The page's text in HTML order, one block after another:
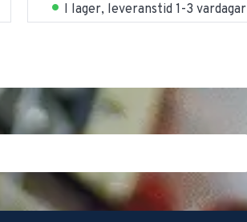
I lager, leveranstid 1-3 vardagar